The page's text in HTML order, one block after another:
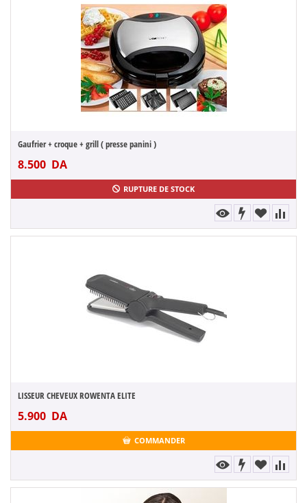
Gaufrier + croque + grill ( presse panini )
8.500 DA
RUPTURE DE STOCK
LISSEUR CHEVEUX ROWENTA ELITE
5.900 DA
COMMANDER